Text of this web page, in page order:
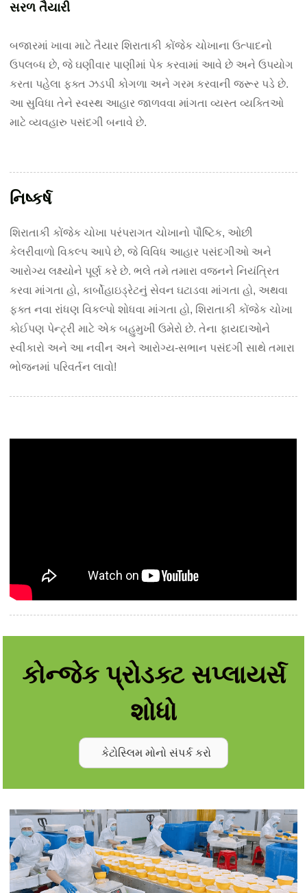
સરળ તૈયારી
બજારમાં ખાવા માટે તૈયાર શિરાતાકી કોંજેક ચોખાના ઉત્પાદનો
ઉપલબ્ધ છે, જે ઘણીવાર પાણીમાં પેક કરવામાં આવે છે અને ઉપયોગ
કરતા પહેલા ફક્ત ઝડપી કોગળા અને ગરમ કરવાની જરૂર પડે છે.
આ સુવિધા તેને સ્વસ્થ આહાર જાળવવા માંગતા વ્યસ્ત વ્યક્તિઓ
માટે વ્યવહારુ પસંદગી બનાવે છે.
નિષ્કર્ષ
શિરાતાકી કોંજેક ચોખા પરંપરાગત ચોખાનો પૌષ્ટિક, ઓછી
કેલરીવાળો વિકલ્પ આપે છે, જે વિવિધ આહાર પસંદગીઓ અને
આરોગ્ય લક્ષ્યોને પૂર્ણ કરે છે. ભલે તમે તમારા વજનને નિયંત્રિત
કરવા માંગતા હો, કાર્બોહાઇડ્રેટનું સેવન ઘટાડવા માંગતા હો, અથવા
ફક્ત નવા રાંધણ વિકલ્પો શોધવા માંગતા હો, શિરાતાકી કોંજેક ચોખા
કોઈપણ પેન્ટ્રી માટે એક બહુમુખી ઉમેરો છે. તેના ફાયદાઓને
સ્વીકારો અને આ નવીન અને આરોગ્ય-સભાન પસંદગી સાથે તમારા
ભોજનમાં પરિવર્તન લાવો!
કોન્જેક પ્રોડક્ટ સપ્લાયર્સ
શોધો
કેટોસ્લિમ મોનો સંપર્ક કરો